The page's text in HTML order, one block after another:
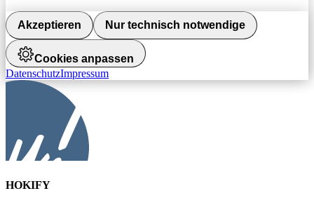
Akzeptieren Nur technisch notwendige
Cookies anpassen
DatenschutzImpressum
HOKIFY